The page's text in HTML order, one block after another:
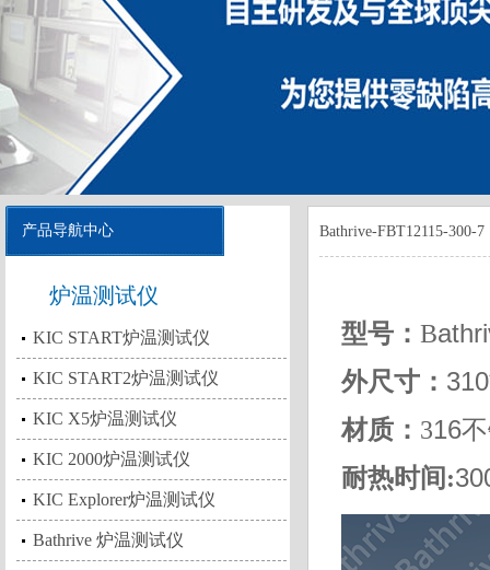
产品导航中心
炉温测试仪
KIC START炉温测试仪
KIC START2炉温测试仪
KIC X5炉温测试仪
KIC 2000炉温测试仪
KIC Explorer炉温测试仪
Bathrive 炉温测试仪
Bathrive-FBT12115-300-7
型号： B
外尺寸：
材质： 316
耐热时间: